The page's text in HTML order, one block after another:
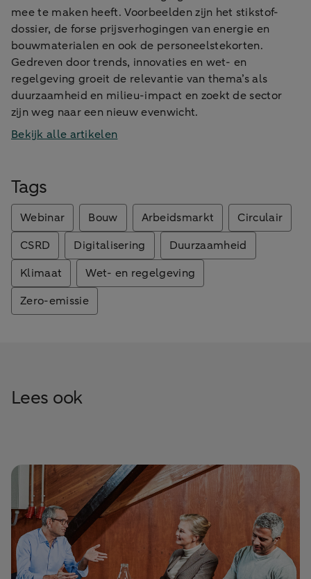
mee te maken heeft. Voorbeelden zijn het stikstof-
dossier, de forse prijsverhogingen van energie en
bouwmaterialen en ook de personeelstekorten.
Gedreven door trends, innovaties en wet- en
regelgeving groeit de relevantie van thema’s als
duurzaamheid en milieu-impact en zoekt de sector
zijn weg naar een nieuw evenwicht.
Bekijk alle artikelen
Tags
Webinar Bouw Arbeidsmarkt
Circulair
CSRD
Digitalisering
Duurzaamheid
Klimaat
Wet- en regelgeving
Zero-emissie
Lees ook